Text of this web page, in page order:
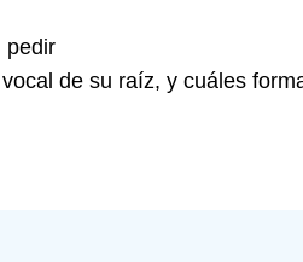
pedir
de su raíz, y cuáles